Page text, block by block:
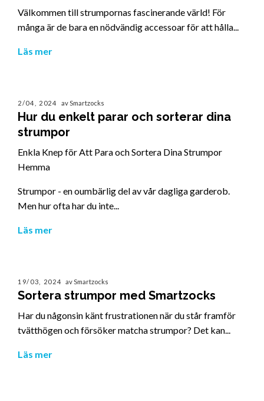
Välkommen till strumpornas fascinerande värld! För
många är de bara en nödvändig accessoar för att hålla...
Läs mer
2/04, 2024 av Smartzocks
Hur du enkelt parar och sorterar dina
strumpor
Enkla Knep för Att Para och Sortera Dina Strumpor
Hemma
Strumpor - en oumbärlig del av vår dagliga garderob.
Men hur ofta har du inte...
Läs mer
19/03, 2024 av Smartzocks
Sortera strumpor med Smartzocks
Har du någonsin känt frustrationen när du står framför
tvätthögen och försöker matcha strumpor? Det kan...
Läs mer